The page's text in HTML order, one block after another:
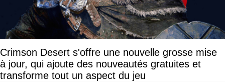
Crimson Desert s'offre une nouvelle grosse mise
à jour, qui ajoute des nouveautés gratuites et
transforme tout un aspect du jeu